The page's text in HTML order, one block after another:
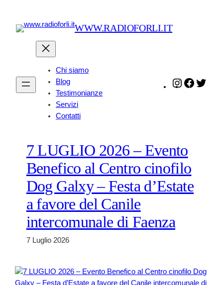
contenuto
WWW.RADIOFORLI.IT
Chi siamo
Blog
Testimonianze
Servizi
Contatti
Instagram
7 LUGLIO 2026 – Evento
Benefico al Centro cinofilo
Dog Galxy – Festa d’Estate
a favore del Canile
intercomunale di Faenza
7 Luglio 2026